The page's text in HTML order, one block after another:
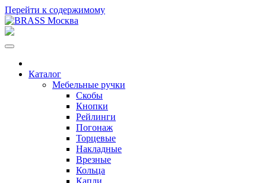
Перейти к содержимому
Каталог
Мебельные ручки
Скобы
Кнопки
Рейлинги
Погонаж
Торцевые
Накладные
Врезные
Кольца
Капли